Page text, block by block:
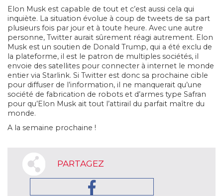
Elon Musk est capable de tout et c’est aussi cela qui
inquiète. La situation évolue à coup de tweets de sa part
plusieurs fois par jour et à toute heure. Avec une autre
personne, Twitter aurait sûrement réagi autrement. Elon
Musk est un soutien de Donald Trump, qui a été exclu de
la plateforme, il est le patron de multiples sociétés, il
envoie des satellites pour connecter à internet le monde
entier via Starlink. Si Twitter est donc sa prochaine cible
pour diffuser de l’information, il ne manquerait qu’une
société de fabrication de robots et d’armes type Safran
pour qu’Elon Musk ait tout l’attirail du parfait maître du
monde.
A la semaine prochaine !
PARTAGEZ